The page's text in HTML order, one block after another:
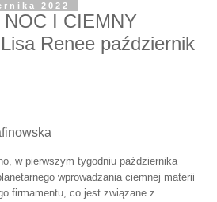
2022
I CIEMNY
Renee październik
w pierwszym tygodniu października
wprowadzania ciemnej materii
firmamentu, co jest związane z